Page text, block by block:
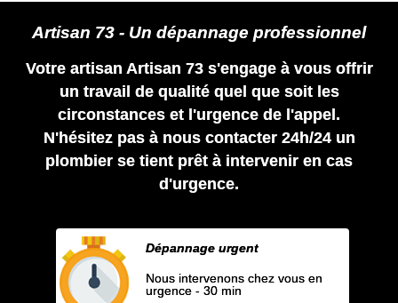
Artisan 73 - Un dépannage professionnel
Votre artisan Artisan 73 s'engage à vous offrir
un travail de qualité quel que soit les
circonstances et l'urgence de l'appel.
N'hésitez pas à nous contacter 24h/24 un
plombier se tient prêt à intervenir en cas
d'urgence.
Dépannage urgent
Nous intervenons chez vous en
urgence - 30 min